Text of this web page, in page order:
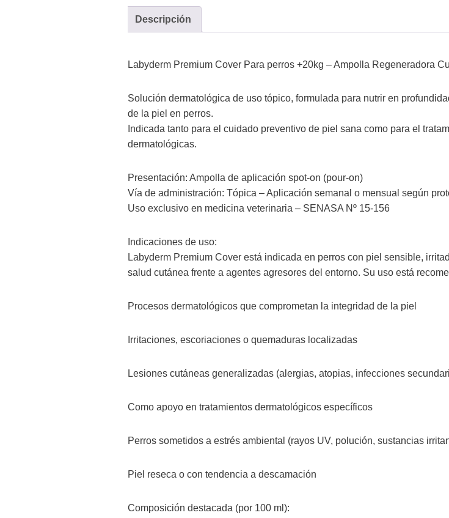
Descripción
Labyderm Premium Cover Para perros +20kg – Ampolla Regeneradora
Solución dermatológica de uso tópico, formulada para nutrir en
de la piel en perros.
Indicada tanto para el cuidado preventivo de piel sana como para el
dermatológicas.
Presentación: Ampolla de aplicación spot-on (pour-on)
Vía de administración: Tópica – Aplicación semanal o mensual según
Uso exclusivo en medicina veterinaria – SENASA Nº 15-156
Indicaciones de uso:
Labyderm Premium Cover está indicada en perros con piel sensible,
salud cutánea frente a agentes agresores del entorno. Su uso está
Procesos dermatológicos que comprometan la integridad de la piel
Irritaciones, escoriaciones o quemaduras localizadas
Lesiones cutáneas generalizadas (alergias, atopias, infecciones
Como apoyo en tratamientos dermatológicos específicos
Perros sometidos a estrés ambiental (rayos UV, polución, sustancias
Piel reseca o con tendencia a descamación
Composición destacada (por 100 ml):